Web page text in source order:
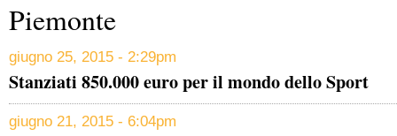
Piemonte
giugno 25, 2015 - 2:29pm
Stanziati 850.000 euro per il mondo dello Sport
giugno 21, 2015 - 6:04pm